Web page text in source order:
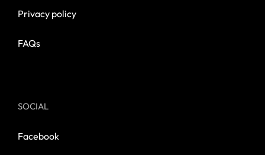
Privacy policy
FAQs
SOCIAL
Facebook